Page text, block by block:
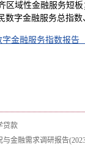
域性金融服务短
字金融服务总指
金融服务指数报告
贷款
金融需求调研报告